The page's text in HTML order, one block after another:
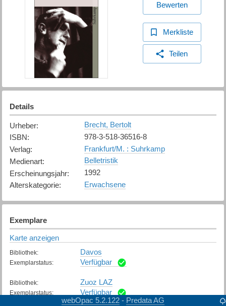
Bewerten
Merkliste
Teilen
Details
Urheber:
Brecht, Bertolt
ISBN:
978-3-518-36516-8
Verlag:
Frankfurt/M. : Suhrkamp
Medienart:
Belletristik
Erscheinungsjahr:
1992
Alterskategorie: Erwachsene
Exemplare
Karte anzeigen
Bibliothek: Davos
Exemplarstatus: Verfügbar
Bibliothek: Zuoz LAZ
Exemplarstatus:
Verfügbar
webOpac 5.2.122 - Predata AG